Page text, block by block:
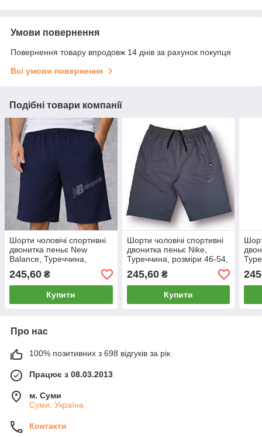
Умови повернення
Повернення товару впродовж 14 днів за рахунок покупця
Всі умови повернення
Подібні товари компанії
Шорти чоловічі спортивні
двонитка пеньє New
Balance, Туреччина,
розміри 46-54, темно-сині,
12312
245,60 ₴
Купити
Шорти чоловічі спортивні
двонитка пеньє Nike,
Туреччина, розміри 46-54,
сірі, 013253
245,60₴
Купити
Про нас
100% позитивних з 698 відгуків за рік
Працює з 08.03.2013
м. Суми
Суми, Україна
Контакти